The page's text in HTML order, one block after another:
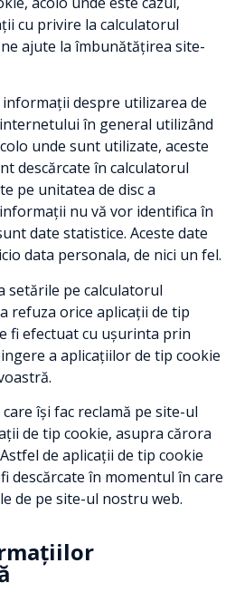
cu privire la calculatorul
ajute la îmbunătățirea site-
informații despre utilizarea de
în general utilizând
unde sunt utilizate, aceste
descărcate în calculatorul
pe unitatea de disc a
nu vă vor identifica în
date statistice. Aceste date
data personala, de nici un fel.
setările pe calculatorul
refuza orice aplicații de tip
fi efectuat cu uşurinta prin
a aplicațiilor de tip cookie
își fac reclamă pe site-ul
de tip cookie, asupra cărora
de aplicații de tip cookie
descărcate în momentul în care
de pe site-ul nostru web.